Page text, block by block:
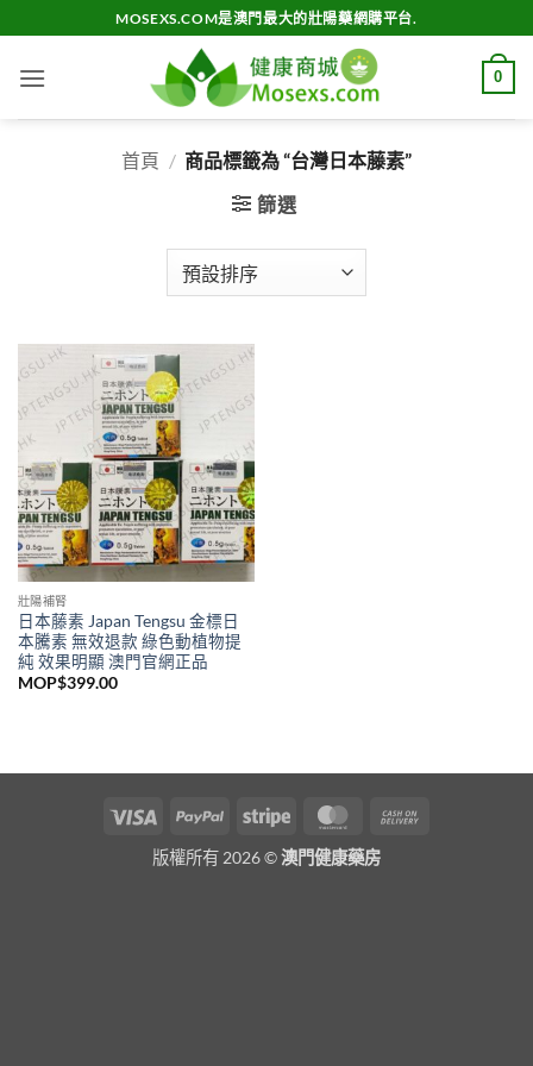
to
content
MOSEXS.COM是澳門最大的壯陽藥網購平台.
0
首頁 / 商品標籤為 “台灣日本藤素”
篩選
壯陽補腎
日本藤素 Japan Tengsu 金標日
本騰素 無效退款 綠色動植物提
純 效果明顯 澳門官網正品
MOP$399.00
Visa PayPal Stripe MasterCard
版權所有 2026 ©澳門健康藥房